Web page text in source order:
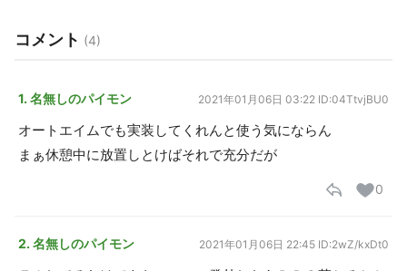
コメント (4)
1. 名無しのパイモン 2021年01月06日 03:22 ID:04TtvjBU0
オートエイムでも実装してくれんと使う気にならん
まぁ休憩中に放置しとけばそれで充分だが
0
2. 名無しのパイモン 2021年01月06日 22:45 ID:2wZ/kxDt0